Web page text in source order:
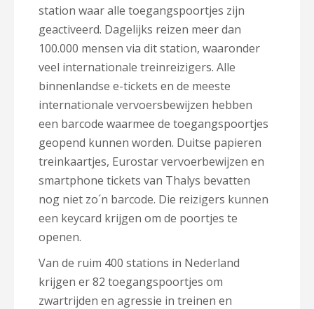
station waar alle toegangspoortjes zijn
geactiveerd. Dagelijks reizen meer dan
100.000 mensen via dit station, waaronder
veel internationale treinreizigers. Alle
binnenlandse e-tickets en de meeste
internationale vervoersbewijzen hebben
een barcode waarmee de toegangspoortjes
geopend kunnen worden. Duitse papieren
treinkaartjes, Eurostar vervoerbewijzen en
smartphone tickets van Thalys bevatten
nog niet zo´n barcode. Die reizigers kunnen
een keycard krijgen om de poortjes te
openen.
Van de ruim 400 stations in Nederland
krijgen er 82 toegangspoortjes om
zwartrijden en agressie in treinen en